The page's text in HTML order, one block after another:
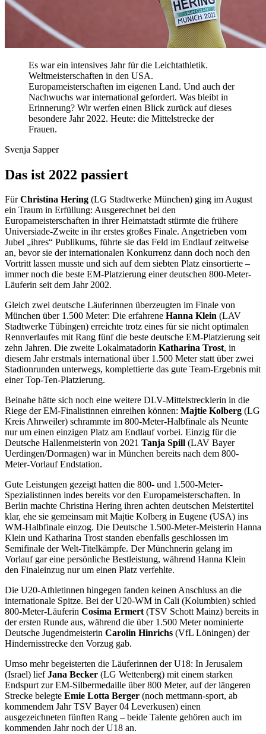
Es war ein intensives Jahr für die Leichtathletik.
Weltmeisterschaften in den USA.
Europameisterschaften im eigenen Land. Und auch der
Nachwuchs war international gefordert. Was bleibt in
Erinnerung? Wir werfen einen Blick zurück auf dieses
besondere Jahr 2022. Heute: die Mittelstrecke der
Frauen.
Svenja Sapper
Das ist 2022 passiert
FürChristina Hering (LG Stadtwerke München) ging im August
ein Traum in Erfüllung: Ausgerechnet bei den
Europameisterschaften in ihrer Heimatstadt stürmte die frühere
Universiade-Zweite in ihr erstes großes Finale. Angetrieben vom
Jubel „ihres“ Publikums, führte sie das Feld im Endlauf zeitweise
an, bevor sie der internationalen Konkurrenz dann doch noch den
Vortritt lassen musste und sich auf dem siebten Platz einsortierte –
immer noch die beste EM-Platzierung einer deutschen 800-Meter-
Läuferin seit dem Jahr 2002.
Gleich zwei deutsche Läuferinnen überzeugten im Finale von
München über 1.500 Meter: Die erfahrene Hanna Klein (LAV
Stadtwerke Tübingen) erreichte trotz eines für sie nicht optimalen
Rennverlaufes mit Rang fünf die beste deutsche EM-Platzierung seit
zehn Jahren. Die zweite Lokalmatadorin Katharina Trost, in
diesem Jahr erstmals international über 1.500 Meter statt über zwei
Stadionrunden unterwegs, komplettierte das gute Team-Ergebnis mit
einer Top-Ten-Platzierung.
Beinahe hätte sich noch eine weitere DLV-Mittelstrecklerin in die
Riege der EM-Finalistinnen einreihen können: Majtie Kolberg (LG
Kreis Ahrweiler) schrammte im 800-Meter-Halbfinale als Neunte
nur um einen einzigen Platz am Endlauf vorbei. Einzig für die
Deutsche Hallenmeisterin von 2021 Tanja Spill (LAV Bayer
Uerdingen/Dormagen) war in München bereits nach dem 800-
Meter-Vorlauf Endstation.
Gute Leistungen gezeigt hatten die 800- und 1.500-Meter-
Spezialistinnen indes bereits vor den Europameisterschaften. In
Berlin machte Christina Hering ihren achten deutschen Meistertitel
klar, ehe sie gemeinsam mit Majtie Kolberg in Eugene (USA) ins
WM-Halbfinale einzog. Die Deutsche 1.500-Meter-Meisterin Hanna
Klein und Katharina Trost standen ebenfalls geschlossen im
Semifinale der Welt-Titelkämpfe. Der Münchnerin gelang im
Vorlauf gar eine persönliche Bestleistung, während Hanna Klein
den Finaleinzug nur um einen Platz verfehlte.
Die U20-Athletinnen hingegen fanden keinen Anschluss an die
internationale Spitze. Bei der U20-WM in Cali (Kolumbien) schied
800-Meter-Läuferin Cosima Ermert(TSV Schott Mainz) bereits in
der ersten Runde aus, während die über 1.500 Meter nominierte
Deutsche Jugendmeisterin Carolin Hinrichs (VfL Löningen) der
Hindernisstrecke den Vorzug gab.
Umso mehr begeisterten die Läuferinnen der U18: In Jerusalem
(Israel) liefJana Becker (LG Wettenberg) mit einem starken
Endspurt zur EM-Silbermedaille über 800 Meter, auf der längeren
Strecke belegte Emie Lotta Berger (noch mettmann-sport, ab
kommendem Jahr TSV Bayer 04 Leverkusen) einen
ausgezeichneten fünften Rang – beide Talente gehören auch im
kommenden Jahr noch der U18 an.